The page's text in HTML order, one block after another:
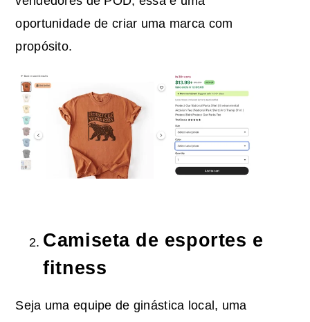
oportunidade de criar uma marca com
propósito.
Camiseta de esportes e
fitness
Seja uma equipe de ginástica local, uma